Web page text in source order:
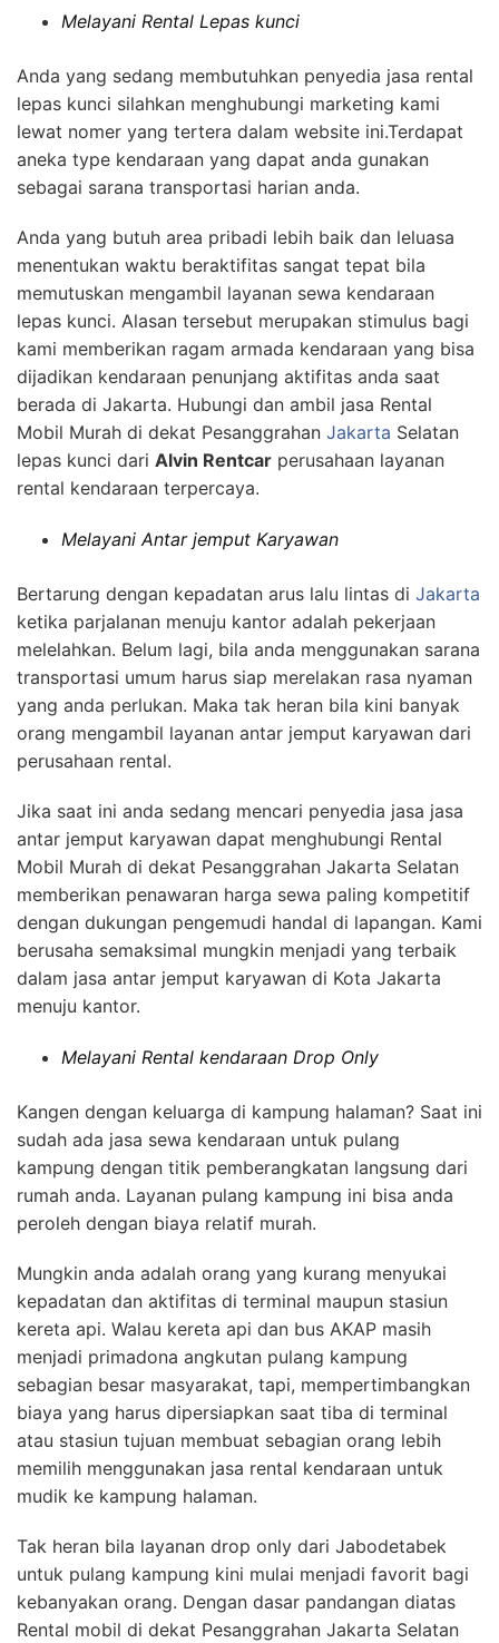
Melayani Rental Lepas kunci
Anda yang sedang membutuhkan penyedia jasa rental
lepas kunci silahkan menghubungi marketing kami
lewat nomer yang tertera dalam website ini.Terdapat
aneka type kendaraan yang dapat anda gunakan
sebagai sarana transportasi harian anda.
Anda yang butuh area pribadi lebih baik dan leluasa
menentukan waktu beraktifitas sangat tepat bila
memutuskan mengambil layanan sewa kendaraan
lepas kunci. Alasan tersebut merupakan stimulus bagi
kami memberikan ragam armada kendaraan yang bisa
dijadikan kendaraan penunjang aktifitas anda saat
berada di Jakarta. Hubungi dan ambil jasa Rental
Mobil Murah di dekat Pesanggrahan Jakarta Selatan
lepas kunci dari Alvin Rentcar perusahaan layanan
rental kendaraan terpercaya.
Melayani Antar jemput Karyawan
Bertarung dengan kepadatan arus lalu lintas di Jakarta
ketika parjalanan menuju kantor adalah pekerjaan
melelahkan. Belum lagi, bila anda menggunakan sarana
transportasi umum harus siap merelakan rasa nyaman
yang anda perlukan. Maka tak heran bila kini banyak
orang mengambil layanan antar jemput karyawan dari
perusahaan rental.
Jika saat ini anda sedang mencari penyedia jasa jasa
antar jemput karyawan dapat menghubungi Rental
Mobil Murah di dekat Pesanggrahan Jakarta Selatan
memberikan penawaran harga sewa paling kompetitif
dengan dukungan pengemudi handal di lapangan. Kami
berusaha semaksimal mungkin menjadi yang terbaik
dalam jasa antar jemput karyawan di Kota Jakarta
menuju kantor.
Melayani Rental kendaraan Drop Only
Kangen dengan keluarga di kampung halaman? Saat ini
sudah ada jasa sewa kendaraan untuk pulang
kampung dengan titik pemberangkatan langsung dari
rumah anda. Layanan pulang kampung ini bisa anda
peroleh dengan biaya relatif murah.
Mungkin anda adalah orang yang kurang menyukai
kepadatan dan aktifitas di terminal maupun stasiun
kereta api. Walau kereta api dan bus AKAP masih
menjadi primadona angkutan pulang kampung
sebagian besar masyarakat, tapi, mempertimbangkan
biaya yang harus dipersiapkan saat tiba di terminal
atau stasiun tujuan membuat sebagian orang lebih
memilih menggunakan jasa rental kendaraan untuk
mudik ke kampung halaman.
Tak heran bila layanan drop only dari Jabodetabek
untuk pulang kampung kini mulai menjadi favorit bagi
kebanyakan orang. Dengan dasar pandangan diatas
Rental mobil di dekat Pesanggrahan Jakarta Selatan